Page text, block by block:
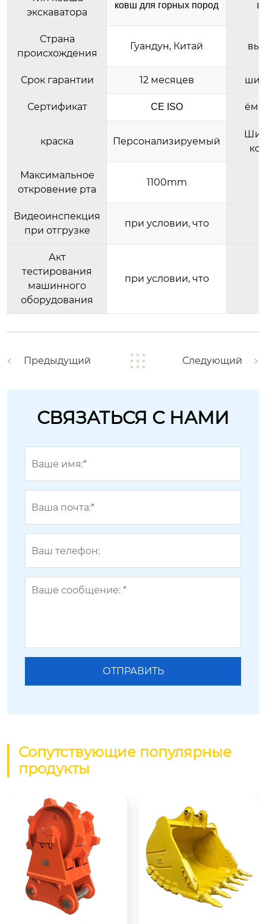
экскаватора
ковш для горных пород
Страна
происхождения
Гуандун, Китай
Срок гарантии 12 месяцев
Сертификат CE ISO
краска Персонализируемый
Максимальное
откровение рта
1100mm
Видеоинспекция
при отгрузке
при условии, что
Акт
тестирования
машинного
оборудования
при условии, что
Предыдущий Следующий
СВЯЗАТЬСЯ С НАМИ
Сопутствующие популярные
продукты